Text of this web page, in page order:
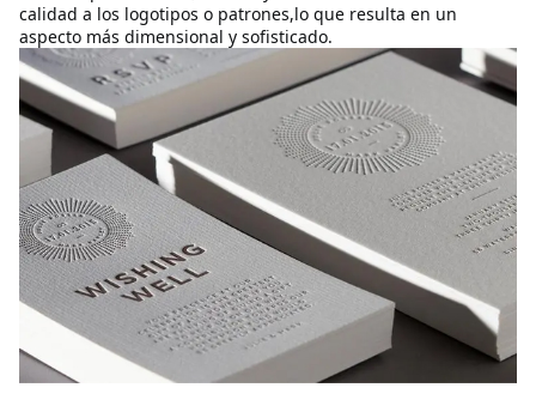
calidad a los logotipos o patrones,lo que resulta en un
aspecto más dimensional y sofisticado.